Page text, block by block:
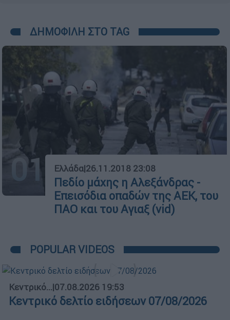
ΔΗΜΟΦΙΛΗ ΣΤΟ TAG
01 Ελλάδα|26.11.2018 23:08
Πεδίο μάχης η Αλεξάνδρας -
Επεισόδια οπαδών της ΑΕΚ, του
ΠΑΟ και του Αγιαξ (vid)
POPULAR VIDEOS
Κεντρικό...|07.08.2026 19:53
Κεντρικό δελτίο ειδήσεων 07/08/2026